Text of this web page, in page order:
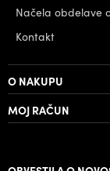
Načela obdelave
Kontakt
O NAKUPU
MOJ RAČUN